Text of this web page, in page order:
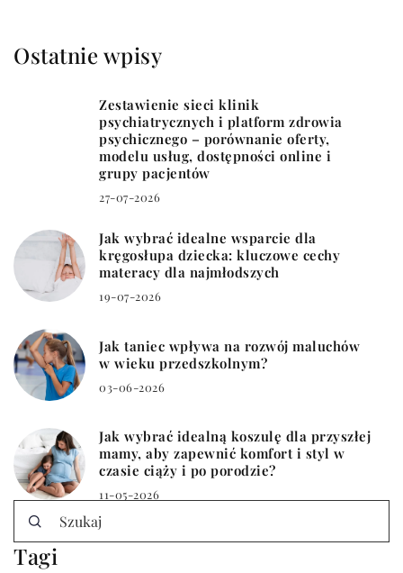
Ostatnie wpisy
Zestawienie sieci klinik
psychiatrycznych i platform zdrowia
psychicznego – porównanie oferty,
modelu usług, dostępności online i
grupy pacjentów
27-07-2026
Jak wybrać idealne wsparcie dla
kręgosłupa dziecka: kluczowe cechy
materacy dla najmłodszych
19-07-2026
Jak taniec wpływa na rozwój maluchów
w wieku przedszkolnym?
03-06-2026
Jak wybrać idealną koszulę dla przyszłej
mamy, aby zapewnić komfort i styl w
czasie ciąży i po porodzie?
11-05-2026
Tagi